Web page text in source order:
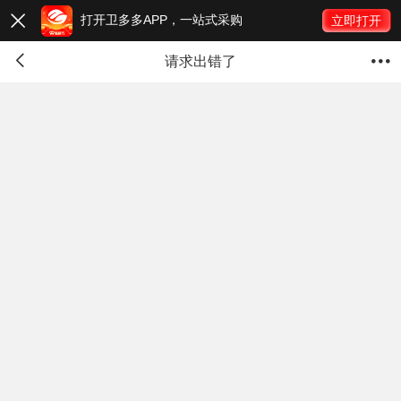
 打开卫多多APP，一站式采购 立即打开
 请求出错了 